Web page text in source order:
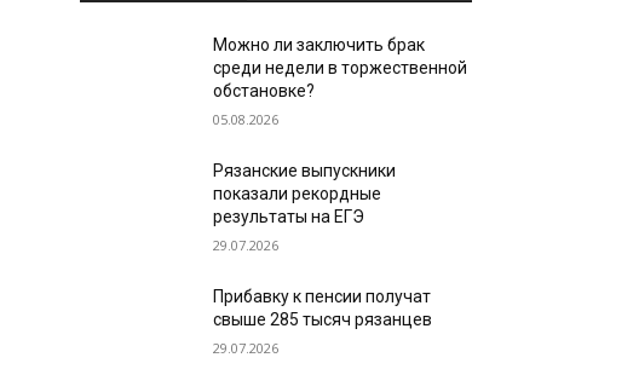
Можно ли заключить брак
среди недели в торжественной
обстановке?
05.08.2026
Рязанские выпускники
показали рекордные
результаты на ЕГЭ
29.07.2026
Прибавку к пенсии получат
свыше 285 тысяч рязанцев
29.07.2026